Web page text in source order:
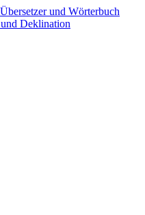
und Deklination